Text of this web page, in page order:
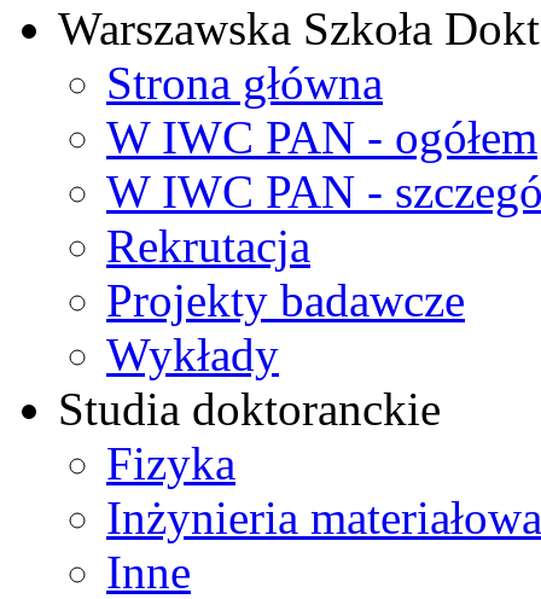
Warszawska Szkoła
Strona główna
W IWC PAN - ogółem
W IWC PAN -
Rekrutacja
Projekty badawcze
Wykłady
Studia doktoranckie
Fizyka
Inżynieria materiałowa
Inne